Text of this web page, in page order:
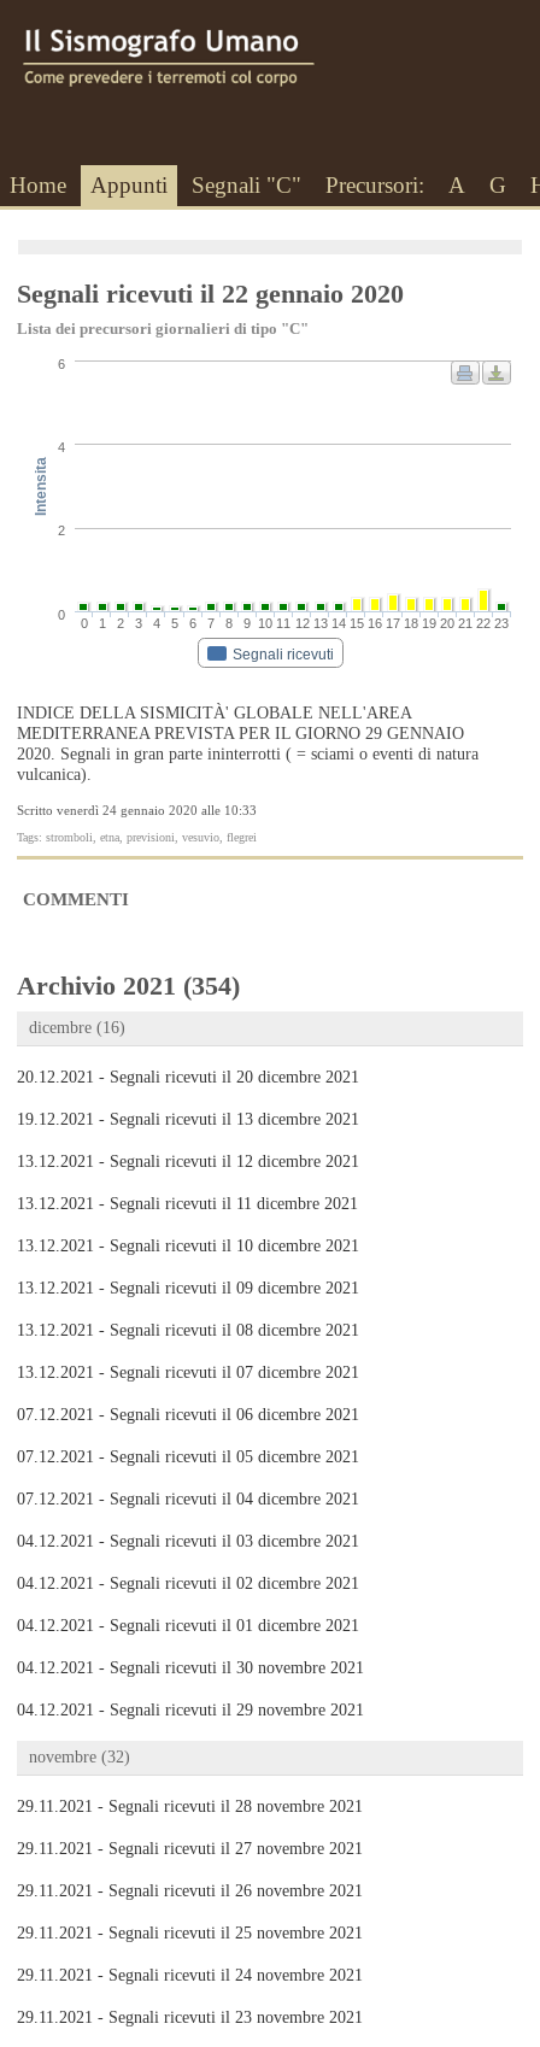
Home Appunti Segnali "C" Precursori: A G
Segnali ricevuti il 22 gennaio 2020
Lista dei precursori giornalieri di tipo "C"
Intensita
Segnali ricevuti
0 1 2 3 4 5 6 7 8 9 10 11 12 13 14 15 16 17 18 19 20 21 22 23
0
2
4
6
INDICE DELLA SISMICITÀ' GLOBALE NELL'AREA
MEDITERRANEA PREVISTA PER IL GIORNO 29 GENNAIO
2020. Segnali in gran parte ininterrotti ( = sciami o eventi di natura
vulcanica).
Scritto venerdì 24 gennaio 2020 alle 10:33
Tags: stromboli, etna, previsioni, vesuvio, flegrei
COMMENTI
Archivio 2021 (354)
dicembre (16)
20.12.2021 - Segnali ricevuti il 20 dicembre 2021
19.12.2021 - Segnali ricevuti il 13 dicembre 2021
13.12.2021 - Segnali ricevuti il 12 dicembre 2021
13.12.2021 - Segnali ricevuti il 11 dicembre 2021
13.12.2021 - Segnali ricevuti il 10 dicembre 2021
13.12.2021 - Segnali ricevuti il 09 dicembre 2021
13.12.2021 - Segnali ricevuti il 08 dicembre 2021
13.12.2021 - Segnali ricevuti il 07 dicembre 2021
07.12.2021 - Segnali ricevuti il 06 dicembre 2021
07.12.2021 - Segnali ricevuti il 05 dicembre 2021
07.12.2021 - Segnali ricevuti il 04 dicembre 2021
04.12.2021 - Segnali ricevuti il 03 dicembre 2021
04.12.2021 - Segnali ricevuti il 02 dicembre 2021
04.12.2021 - Segnali ricevuti il 01 dicembre 2021
04.12.2021 - Segnali ricevuti il 30 novembre 2021
04.12.2021 - Segnali ricevuti il 29 novembre 2021
novembre (32)
29.11.2021 - Segnali ricevuti il 28 novembre 2021
29.11.2021 - Segnali ricevuti il 27 novembre 2021
29.11.2021 - Segnali ricevuti il 26 novembre 2021
29.11.2021 - Segnali ricevuti il 25 novembre 2021
29.11.2021 - Segnali ricevuti il 24 novembre 2021
29.11.2021 - Segnali ricevuti il 23 novembre 2021